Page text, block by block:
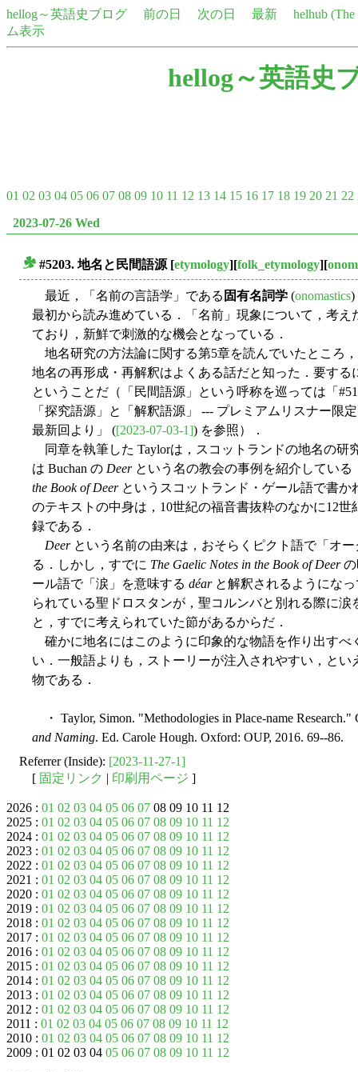
hellog～英語史ブログ 前の日 次の日 最新
helhub
ム表示
hellog～英語史
01 02 03 04 05 06 07 08 09 10 11 12 13 14 15 16 17 18 19 20 21 22
2023-07-26 Wed
#5203. 地名と民間語源 [etymology][folk_etymology][
最近，「名前の言語学」である 固有名詞学 (onomastics)
最初から読み進めている．「名前」現象について，考
ており，新鮮で刺激的な機会となっている．
地名研究の方法論に関する第5章を読んでいたところ
地名の再形成・再解釈はよくある話だと知った．要する
ということだ（「民間語源」という呼称を巡っては「
「探究語源」と「解釈語源」 --- プレミアムリスナー限
最新回より」 ([2023-07-03-1]) を参照）．
同章を執筆した Taylorは，スコットランドの地名の研
は Buchan の Deerという名の教会の事例を紹介している
the Book of Deerというスコットランド・ゲール語で書か
のテキストの中身は，10世紀の福音書抜粋のなかに12
録である．
Deerという名前の由来は，おそらくピクト語で「オ
る．しかし，すでに The Gaelic Notes in the Book of Deerの
ール語で「涙」を意味する déarと解釈されるようにな
られている聖ドロスタンが，聖コルンバと別れる際に
と，すでに考えられていた節があるからだ．
確かに地名にはこのように印象的な物語を作り出すべ
い．一般語よりも，ストーリーが注入されやすい，と
物である．
・ Taylor, Simon. "Methodologies in Place-name Research."
and Naming. Ed. Carole Hough. Oxford: OUP, 2016. 69--86.
Referrer (Inside): [2023-11-27-1]
[ 固定リンク | 印刷用ページ ]
2026 : 01 02 03 04 05 06 07 08 09 10 11 12
2025 : 01 02 03 04 05 06 07 08 09 10 11 12
2024 : 01 02 03 04 05 06 07 08 09 10 11 12
2023 : 01 02 03 04 05 06 07 08 09 10 11 12
2022 : 01 02 03 04 05 06 07 08 09 10 11 12
2021 : 01 02 03 04 05 06 07 08 09 10 11 12
2020 : 01 02 03 04 05 06 07 08 09 10 11 12
2019 : 01 02 03 04 05 06 07 08 09 10 11 12
2018 : 01 02 03 04 05 06 07 08 09 10 11 12
2017 : 01 02 03 04 05 06 07 08 09 10 11 12
2016 : 01 02 03 04 05 06 07 08 09 10 11 12
2015 : 01 02 03 04 05 06 07 08 09 10 11 12
2014 : 01 02 03 04 05 06 07 08 09 10 11 12
2013 : 01 02 03 04 05 06 07 08 09 10 11 12
2012 : 01 02 03 04 05 06 07 08 09 10 11 12
2011 : 01 02 03 04 05 06 07 08 09 10 11 12
2010 : 01 02 03 04 05 06 07 08 09 10 11 12
2009 : 01 02 03 04 05 06 07 08 09 10 11 12